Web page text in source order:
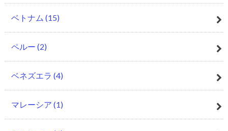
ベトナム (15)
ペルー (2)
ベネズエラ (4)
マレーシア (1)